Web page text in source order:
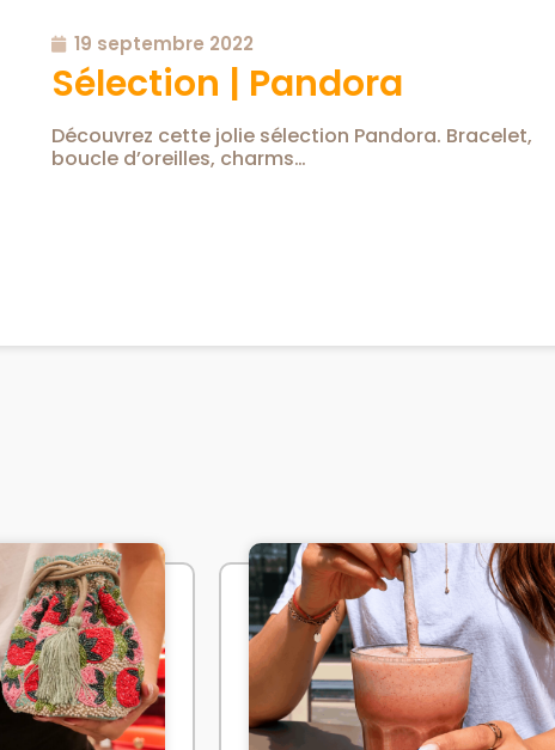
19 septembre 2022
Sélection | Pandora
Découvrez cette jolie sélection Pandora. Bracelet,
boucle d’oreilles, charms…